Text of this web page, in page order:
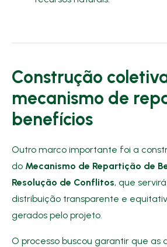
Construção
mecanismo de
benefícios
Outro marco importante foi a
do Mecanismo de Repartição de
Resolução de Conflitos, que
distribuição transparente e
gerados pelo projeto.
O processo buscou garantir que as